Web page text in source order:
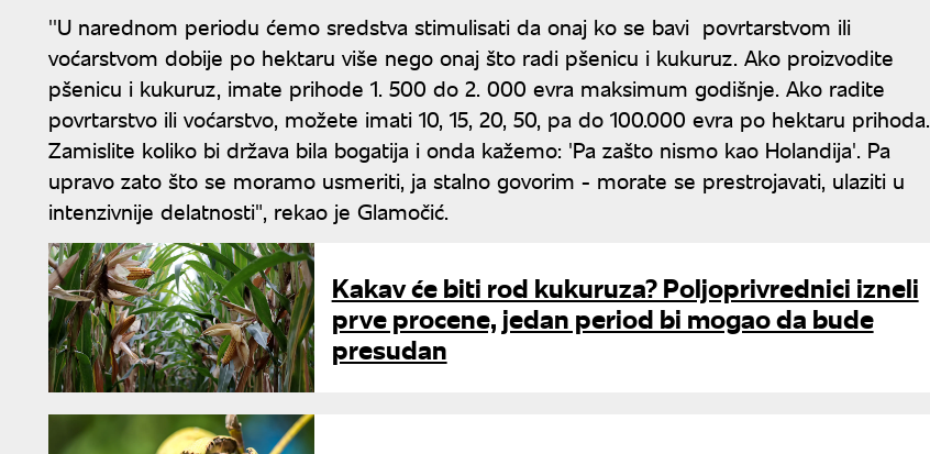
''U narednom periodu ćemo sredstva stimulisati da onaj ko se bavi povrtarstvom ili
voćarstvom dobije po hektaru više nego onaj što radi pšenicu i kukuruz. Ako proizvodite
pšenicu i kukuruz, imate prihode 1. 500 do 2. 000 evra maksimum godišnje. Ako radite
povrtarstvo ili voćarstvo, možete imati 10, 15, 20, 50, pa do 100.000 evra po hektaru prihoda.
Zamislite koliko bi država bila bogatija i onda kažemo: 'Pa zašto nismo kao Holandija'. Pa
upravo zato što se moramo usmeriti, ja stalno govorim - morate se prestrojavati, ulaziti u
intenzivnije delatnosti", rekao je Glamočić.
Kakav će biti rod kukuruza? Poljoprivrednici izneli
prve procene, jedan period bi mogao da bude
presudan